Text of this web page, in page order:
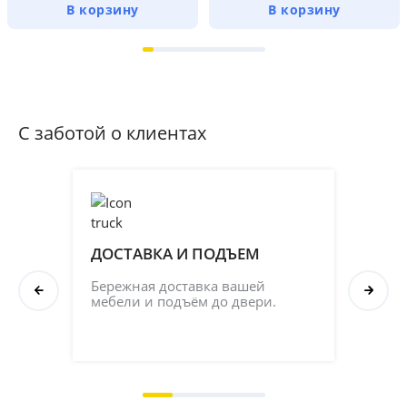
В корзину В корзину
С заботой о клиентах
ДОСТАВКА И ПОДЪЕМ
Бережная доставка вашей
мебели и подъём до двери.